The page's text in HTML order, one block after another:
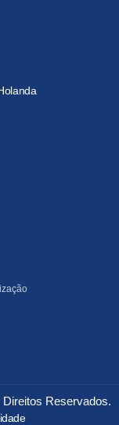
Reservados.